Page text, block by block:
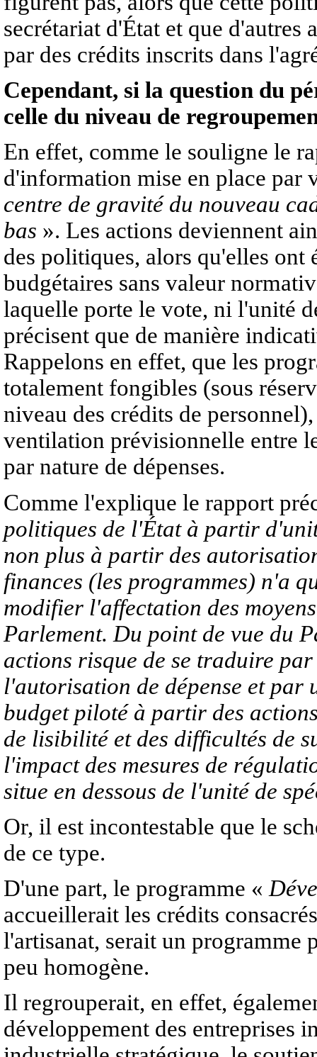
secrétariat d'État et que d'autres
par des crédits inscrits dans
Cependant, si la question du
celle du niveau de
En effet, comme le souligne le
d'information mise en place par
centre de gravité du nouveau
bas ». Les actions deviennent
des politiques, alors qu'elles ont
budgétaires sans valeur
laquelle porte le vote, ni l'unité
précisent que de manière
Rappelons en effet, que les
totalement fongibles (sous
niveau des crédits de
ventilation prévisionnelle entre
par nature de dépenses.
Comme l'explique le rapport
politiques de l'État à partir
non plus à partir des
finances (les programmes) n'a
modifier l'affectation des
Parlement. Du point de vue du
actions risque de se traduire
l'autorisation de dépense et par
budget piloté à partir des
de lisibilité et des difficultés de
l'impact des mesures de
situe en dessous de l'unité de
Or, il est incontestable que le
de ce type.
D'une part, le programme «
accueillerait les crédits
l'artisanat, serait un programme
peu homogène.
Il regrouperait, en effet,
développement des entreprises